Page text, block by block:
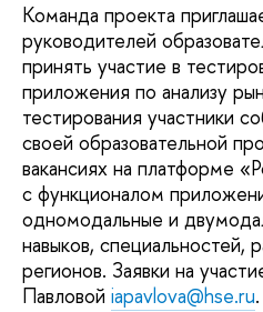
Команда проекта
руководителей
принять участие в
приложения по анализу
тестирования участники
своей образовательной
вакансиях на платформе
с функционалом
одномодальные и
навыков, специальностей,
регионов. Заявки на
Павловой iapavlova@hse.ru.